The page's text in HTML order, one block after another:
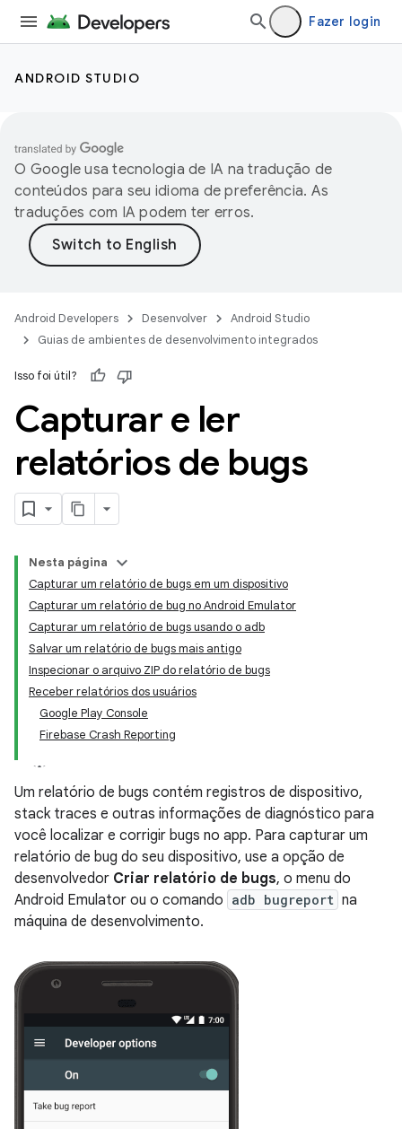
Fazer login
ANDROID STUDIO
O Google usa tecnologia de IA na tradução de
conteúdos para seu idioma de preferência. As
traduções com IA podem ter erros.
Android Developers Desenvolver
Android Studio
Guias de ambientes de desenvolvimento integrados
Isso foi útil?
Capturar e ler
relatórios de bugs
Nesta página
Capturar um relatório de bugs em um dispositivo
Capturar um relatório de bug no Android Emulator
Capturar um relatório de bugs usando o adb
Salvar um relatório de bugs mais antigo
Inspecionar o arquivo ZIP do relatório de bugs
Receber relatórios dos usuários
Google Play Console
Firebase Crash Reporting
Um relatório de bugs contém registros de dispositivo,
stack traces e outras informações de diagnóstico para
você localizar e corrigir bugs no app. Para capturar um
relatório de bug do seu dispositivo, use a opção de
desenvolvedor Criar relatório de bugs, o menu do
Android Emulator ou o comando adb bugreport na
máquina de desenvolvimento.